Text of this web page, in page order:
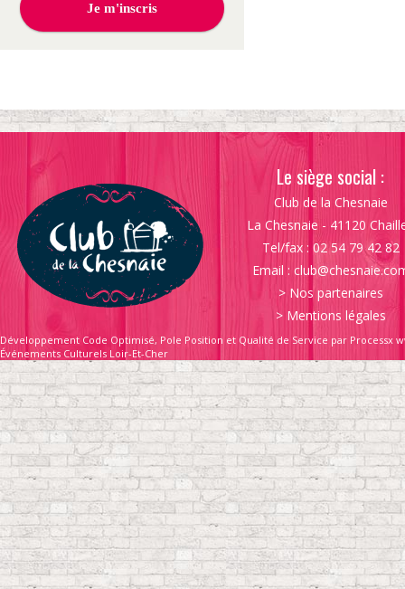
Le siège social :
Club de la Chesnaie
La Chesnaie - 41120
Tel/fax : 02 54 79 42 82
Email :
> Nos partenaires
> Mentions légales
Développement Code Optimisé, Pole Position et Qualité de Service par Processx
Événements Culturels Loir-Et-Cher